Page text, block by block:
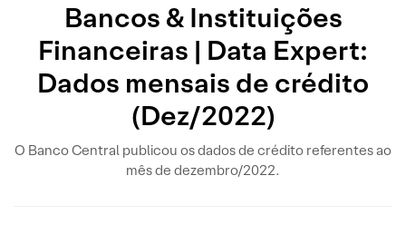
Bancos & Instituições
Financeiras | Data Expert:
Dados mensais de crédito
(Dez/2022)
O Banco Central publicou os dados de crédito referentes ao
mês de dezembro/2022.